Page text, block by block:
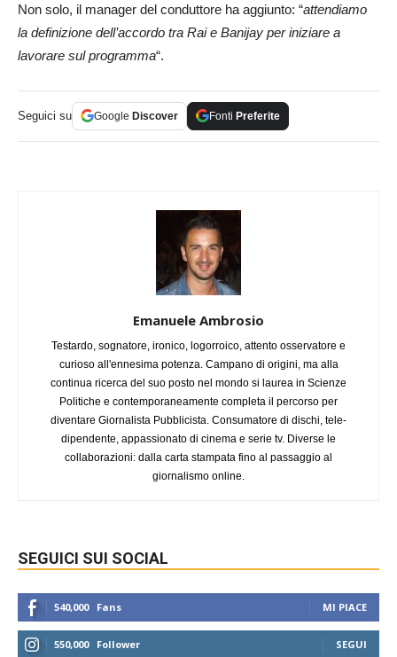
Non solo, il manager del conduttore ha aggiunto: “attendiamo
la definizione dell’accordo tra Rai e Banijay per iniziare a
lavorare sul programma“.
Seguici su Google Discover Fonti Preferite
Emanuele Ambrosio
Testardo, sognatore, ironico, logorroico, attento osservatore e
curioso all'ennesima potenza. Campano di origini, ma alla
continua ricerca del suo posto nel mondo si laurea in Scienze
Politiche e contemporaneamente completa il percorso per
diventare Giornalista Pubblicista. Consumatore di dischi, tele-
dipendente, appassionato di cinema e serie tv. Diverse le
collaborazioni: dalla carta stampata fino al passaggio al
giornalismo online.
SEGUICI SUI SOCIAL
540,000 Fans MI PIACE
550,000 Follower SEGUI